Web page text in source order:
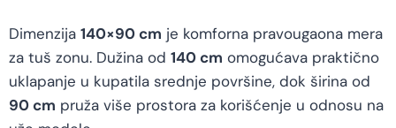
Dimenzija 140×90 cm je komforna pravougaona mera
za tuš zonu. Dužina od 140 cm omogućava praktično
uklapanje u kupatila srednje površine, dok širina od
90 cm pruža više prostora za korišćenje u odnosu na